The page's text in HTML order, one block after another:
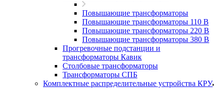
Повышающие трансформаторы
Повышающие трансформаторы 110 В
Повышающие трансформаторы 220 В
Повышающие трансформаторы 380 В
Прогревочные подстанции и
трансформаторы Кавик
Столбовые трансформаторы
Трансформаторы СПБ
Комплектные распределительные устройства КРУ